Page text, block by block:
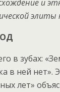
и
элиты
в зубах:
в ней нет».
лет»